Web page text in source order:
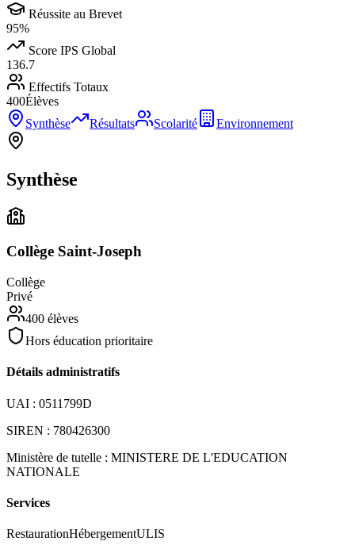
Réussite au Brevet
95%
Score IPS Global
136.7
Effectifs Totaux
400Élèves
Synthèse
Résultats Scolarité Environnement
Synthèse
Collège Saint-Joseph
Collège
Privé
400 élèves
Hors éducation prioritaire
Détails administratifs
UAI : 0511799D
SIREN : 780426300
Ministère de tutelle : MINISTERE DE L'EDUCATION
NATIONALE
Services
RestaurationHébergementULIS